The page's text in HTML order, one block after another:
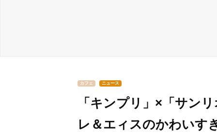
カフェ ニュース
「キンプリ」×「サン
レ＆エィスのかわいす